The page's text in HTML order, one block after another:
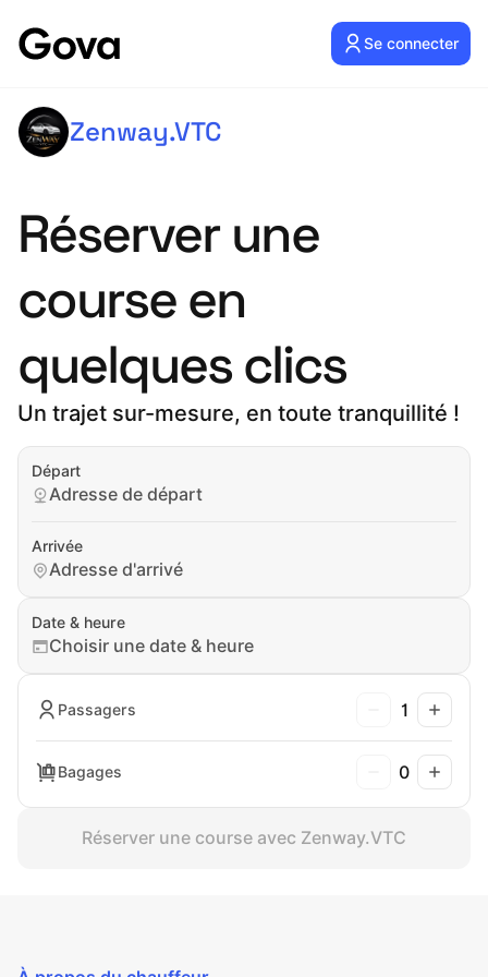
Se connecter
Zenway.VTC
Réserver une
course en
quelques clics
Un trajet sur-mesure, en toute tranquillité !
Départ
Adresse de départ
Arrivée
Adresse d'arrivé
Date & heure
Choisir une date & heure
Passagers 1
Bagages 0
Réserver une course avec Zenway.VTC